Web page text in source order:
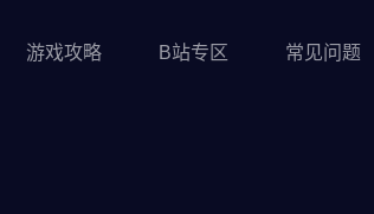
游戏攻略 B站专区 常见问题